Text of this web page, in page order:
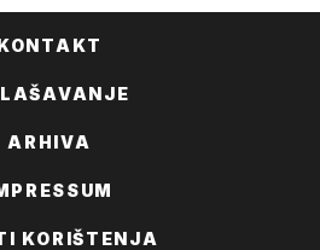
ARHIVA
KORIŠTENJA